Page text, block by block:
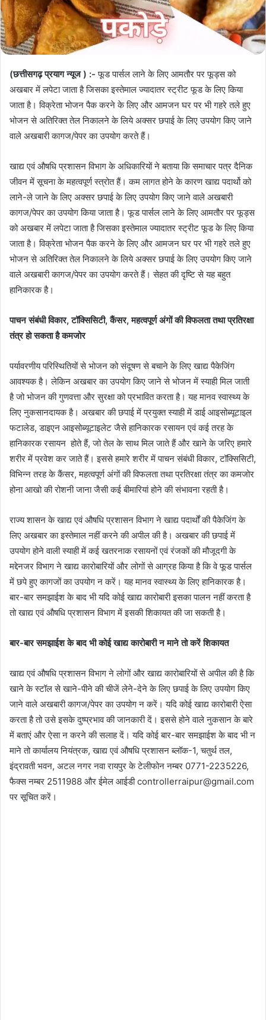
(छत्तीसगढ़ प्रयाग न्यूज ) :- फूड पार्सल लाने के लिए आमतौर पर फूड्स को
अखबार में लपेटा जाता है जिसका इस्तेमाल ज्यादातर स्ट्रीट फूड के लिए किया
जाता है। विक्रेता भोजन पैक करने के लिए और आमजन घर पर भी गहरे तले हुए
भोजन से अतिरिक्त तेल निकालने के लिये अक्सर छपाई के लिए उपयोग किए जाने
वाले अखबारी कागज/पेपर का उपयोग करते हैं।
खाद्य एवं औषधि प्रशासन विभाग के अधिकारियों ने बताया कि समाचार पत्र दैनिक
जीवन में सूचना के महत्वपूर्ण स्त्रोत हैं। कम लागत होने के कारण खाद्य पदार्थो को
लाने-ले जाने के लिए अक्सर छपाई के लिए उपयोग किए जाने वाले अखबारी
कागज/पेपर का उपयोग किया जाता है। फूड पार्सल लाने के लिए आमतौर पर फूड्स
को अखबार में लपेटा जाता है जिसका इस्तेमाल ज्यादातर स्ट्रीट फूड के लिए किया
जाता है। विक्रेता भोजन पैक करने के लिए और आमजन घर पर भी गहरे तले हुए
भोजन से अतिरिक्त तेल निकालने के लिये अक्सर छपाई के लिए उपयोग किए जाने
वाले अखबारी कागज/पेपर का उपयोग करते हैं। सेहत की दृष्टि से यह बहुत
हानिकारक है।
पाचन संबंधी विकार, टॉक्सिसिटी, कैंसर, महत्वपूर्ण अंगों की विफलता तथा प्रतिरक्षा
तंत्र हो सकता है कमजोर
पर्यावरणीय परिस्थितियों से भोजन को संदूषण से बचाने के लिए खाद्य पैकेजिंग
आवश्यक है। लेकिन अखबार का उपयोग किए जाने से भोजन में स्याही मिल जाती
है जो भोजन की गुणवत्ता और सुरक्षा को प्रभावित करता है। यह मानव स्वास्थ्य के
लिए नुकसानदायक है। अखबार की छपाई में प्रयुक्त स्याही में डाई आइसोब्यूटाइल
फटालेड, डाइएन आइसोब्यूटाइलेट जैसे हानिकारक रसायन एवं कई तरह के
हानिकारक रसायन होते हैं, जो तेल के साथ मिल जाते हैं और खाने के जरिए हमारे
शरीर में प्रवेश कर जाते हैं। इससे हमारे शरीर में पाचन संबंधी विकार, टॉक्सिसिटी,
विभिन्न तरह के कैंसर, महत्वपूर्ण अंगों की विफलता तथा प्रतिरक्षा तंत्र का कमजोर
होना आखो की रोशनी जाना जैसी कई बीमारियां होने की संभावना रहती है।
राज्य शासन के खाद्य एवं औषधि प्रशासन विभाग ने खाद्य पदार्थों की पैकेजिंग के
लिए अखबार का इस्तेमाल नहीं करने की अपील की है। अखबार की छपाई में
उपयोग होने वाली स्याही में कई खतरनाक रसायनों एवं रंजकों की मौजूदगी के
मद्देनजर विभाग ने खाद्य कारोबारियों और लोगों से आग्रह किया है कि वे फूड पार्सल
में छपे हुए कागजों का उपयोग न करें। यह मानव स्वास्थ्य के लिए हानिकारक है।
बार-बार समझाईश के बाद भी यदि कोई खाद्य कारोबारी इसका पालन नहीं करता है
तो खाद्य एवं औषधि प्रशासन विभाग में इसकी शिकायत की जा सकती है।
बार-बार समझाईश के बाद भी कोई खाद्य कारोबारी न माने तो करें शिकायत
खाद्य एवं औषधि प्रशासन विभाग ने लोगों और खाद्य कारोबारियों से अपील की है कि
खाने के स्टॉल से खाने-पीने की चीजें लेने-देने के लिए छपाई के लिए उपयोग किए
जाने वाले अखबारी कागज/पेपर का उपयोग न करें। यदि कोई खाद्य कारोबारी ऐसा
करता है तो उसे इसके दुष्प्रभाव की जानकारी दें। इससे होने वाले नुकसान के बारे
में बताएं और ऐसा न करने की सलाह दें। यदि कोई बार-बार समझाईश के बाद भी न
माने तो कार्यालय नियंत्रक, खाद्य एवं औषधि प्रशासन ब्लॉक-1, चतुर्थ तल,
इंद्रावती भवन, अटल नगर नवा रायपुर के टेलीफोन नम्बर 0771-2235226,
फैक्स नम्बर 2511988 और ईमेल आईडी controllerraipur@gmail.com
पर सूचित करें।